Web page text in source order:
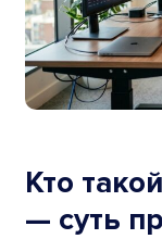
Кто
— суть